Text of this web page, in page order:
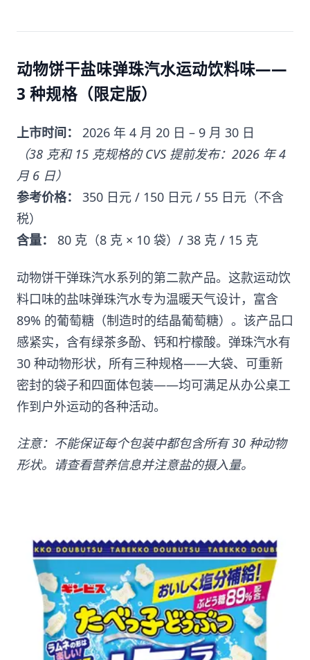
动物饼干盐味弹珠汽水运动饮料味——
3 种规格（限定版）
上市时间：
2026 年 4 月 20 日 – 9 月 30 日
（38 克和 15 克规格的 CVS 提前发布：2026 年 4
月 6 日）
参考价格：
350 日元 / 150 日元 / 55 日元（不含
税）
含量：
80 克（8 克 × 10 袋）/ 38 克 / 15 克
动物饼干弹珠汽水系列的第二款产品。这款运动饮
料口味的盐味弹珠汽水专为温暖天气设计，富含
89% 的葡萄糖（制造时的结晶葡萄糖）。该产品口
感紧实，含有绿茶多酚、钙和柠檬酸。弹珠汽水有
30 种动物形状，所有三种规格——大袋、可重新
密封的袋子和四面体包装——均可满足从办公桌工
作到户外运动的各种活动。
注意：不能保证每个包装中都包含所有 30 种动物
形状。请查看营养信息并注意盐的摄入量。